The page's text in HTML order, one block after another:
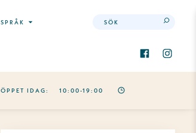
SPRÅK
ÖPPET IDAG: 10:00-19:00